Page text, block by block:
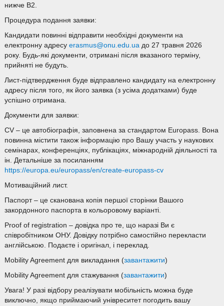
нижче В2.
Процедура подання заявки:
Кандидати повинні відправити необхідні документи на
електронну адресу erasmus@onu.edu.uaдо 27 травня 2026
року. Будь-які документи, отримані після вказаного терміну,
прийняті не будуть.
Лист-підтвердження буде відправлено кандидату на електронну
адресу після того, як його заявка (з усіма додатками) буде
успішно отримана.
Документи для заявки:
CV – це автобіографія, заповнена за стандартом Europass. Вона
повинна містити також інформацію про Вашу участь у наукових
семінарах, конференціях, публікаціях, міжнародній діяльності та
ін. Детальніше за посиланням
https://europa.eu/europass/en/create-europass-cv
Мотиваційний лист.
Паспорт – це сканована копія першої сторінки Вашого
закордонного паспорта в кольоровому варіанті.
Proof of registration – довідка про те, що наразі Ви є
співробітником ОНУ. Довідку потрібно самостійно перекласти
англійською. Подаєте і оригінал, і переклад.
Mobility Agreement для викладання (завантажити)
Mobility Agreement для стажування (завантажити)
Увага! У разі відбору реалізувати мобільність можна буде
виключно, якщо приймаючий унівреситет погодить вашу